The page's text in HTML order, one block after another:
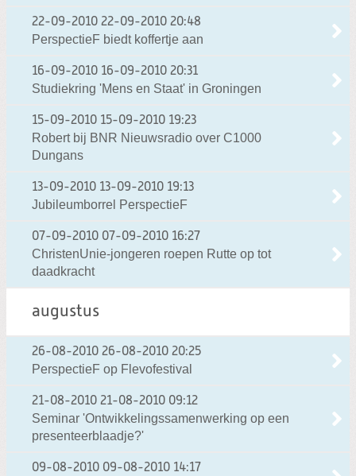
22-09-2010 22-09-2010 20:48
PerspectieF biedt koffertje aan
16-09-2010 16-09-2010 20:31
Studiekring 'Mens en Staat' in Groningen
15-09-2010 15-09-2010 19:23
Robert bij BNR Nieuwsradio over C1000
Dungans
13-09-2010 13-09-2010 19:13
Jubileumborrel PerspectieF
07-09-2010 07-09-2010 16:27
ChristenUnie-jongeren roepen Rutte op tot
daadkracht
augustus
26-08-2010 26-08-2010 20:25
PerspectieF op Flevofestival
21-08-2010 21-08-2010 09:12
Seminar 'Ontwikkelingssamenwerking op een
presenteerblaadje?'
09-08-2010 09-08-2010 14:17